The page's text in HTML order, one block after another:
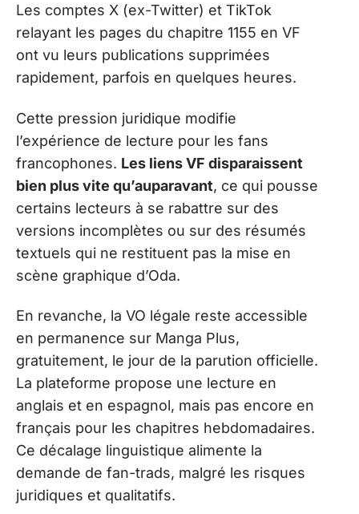
Les comptes X (ex-Twitter) et TikTok
relayant les pages du chapitre 1155 en VF
ont vu leurs publications supprimées
rapidement, parfois en quelques heures.
Cette pression juridique modifie
l’expérience de lecture pour les fans
francophones. Les liens VF disparaissent
bien plus vite qu’auparavant, ce qui pousse
certains lecteurs à se rabattre sur des
versions incomplètes ou sur des résumés
textuels qui ne restituent pas la mise en
scène graphique d’Oda.
En revanche, la VO légale reste accessible
en permanence sur Manga Plus,
gratuitement, le jour de la parution officielle.
La plateforme propose une lecture en
anglais et en espagnol, mais pas encore en
français pour les chapitres hebdomadaires.
Ce décalage linguistique alimente la
demande de fan-trads, malgré les risques
juridiques et qualitatifs.